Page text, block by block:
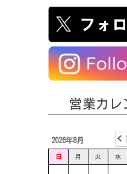
営業カレ
2026年8月
日 月 火 水